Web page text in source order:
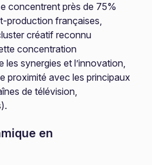
concentrent près de 75%
production françaises,
créatif reconnu
concentration
les synergies et l’innovation,
proximité avec les principaux
de télévision,
en